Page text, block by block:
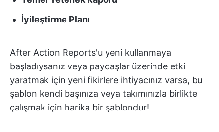
İyileştirme Planı
After Action Reports'u yeni kullanmaya
başladıysanız veya paydaşlar üzerinde etki
yaratmak için yeni fikirlere ihtiyacınız varsa, bu
şablon kendi başınıza veya takımınızla birlikte
çalışmak için harika bir şablondur!